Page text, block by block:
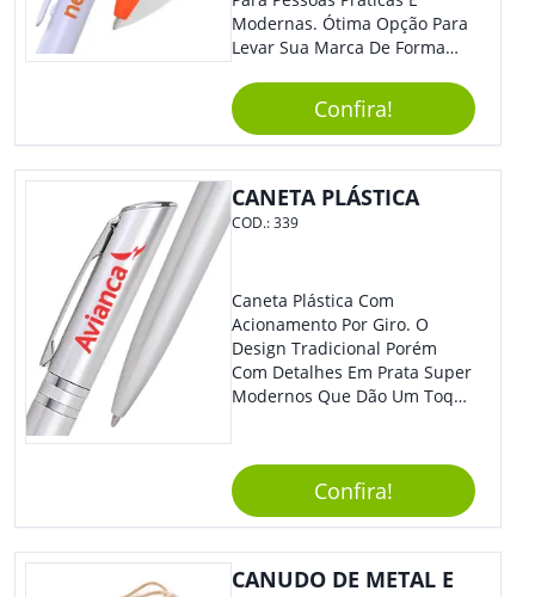
Modernas. Ótima Opção Para
Levar Sua Marca De Forma
Sua Empresa Em Eventos,
Reuniões Corporativas Ou Até
Mesmo Para Presentear
Colaboradores.
Confira!
CANETA PLÁSTICA
COD.:339
Caneta Plástica Com
Acionamento Por Giro. O
Design Tradicional Porém
Com Detalhes Em Prata Super
Modernos Que Dão Um Toque
Confira!
CANUDO DE METAL E